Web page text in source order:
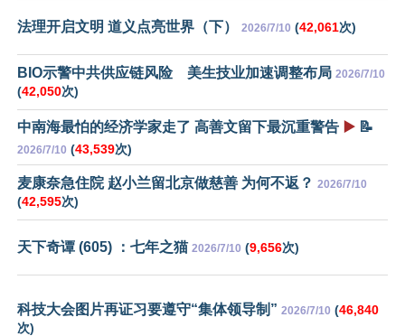
法理开启文明 道义点亮世界（下） 2026/7/10 (42,061次)
BIO示警中共供应链风险 美生技业加速调整布局 2026/7/10
(42,050次)
中南海最怕的经济学家走了 高善文留下最沉重警告 ▶️ 📝
2026/7/10 (43,539次)
麦康奈急住院 赵小兰留北京做慈善 为何不返？ 2026/7/10
(42,595次)
天下奇谭 (605) ：七年之猫 2026/7/10 (9,656次)
科技大会图片再证习要遵守“集体领导制” 2026/7/10 (46,840
次)